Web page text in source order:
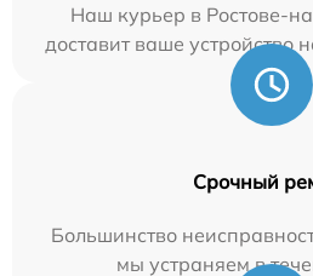
Наш курьер в Ростове-
доставит ваше устройство
Срочный
Большинство
мы устраняем в